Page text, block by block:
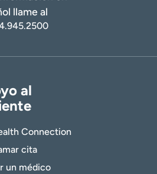
llame al
al
Connection
cita
un médico